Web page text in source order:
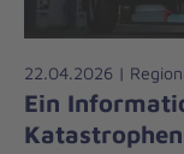
22.04.2026 |
Ein